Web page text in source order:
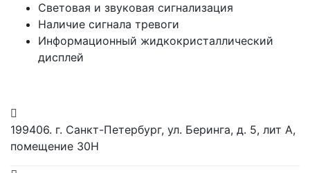
Световая и звуковая сигнализация
Наличие сигнала тревоги
Информационный жидкокристаллический
дисплей
199406. г. Санкт-Петербург, ул. Беринга, д. 5, лит А,
помещение 30Н